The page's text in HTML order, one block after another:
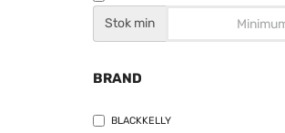
Stok min
BRAND
BLACKKELLY